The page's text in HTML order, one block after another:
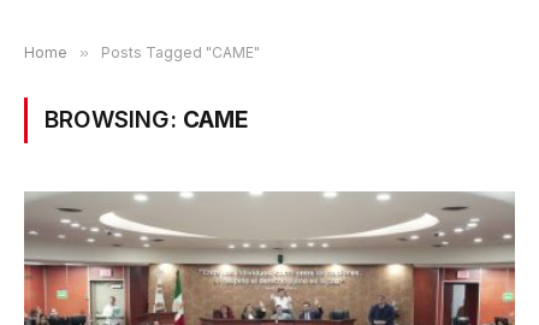
Home » Posts Tagged "CAME"
BROWSING: CAME